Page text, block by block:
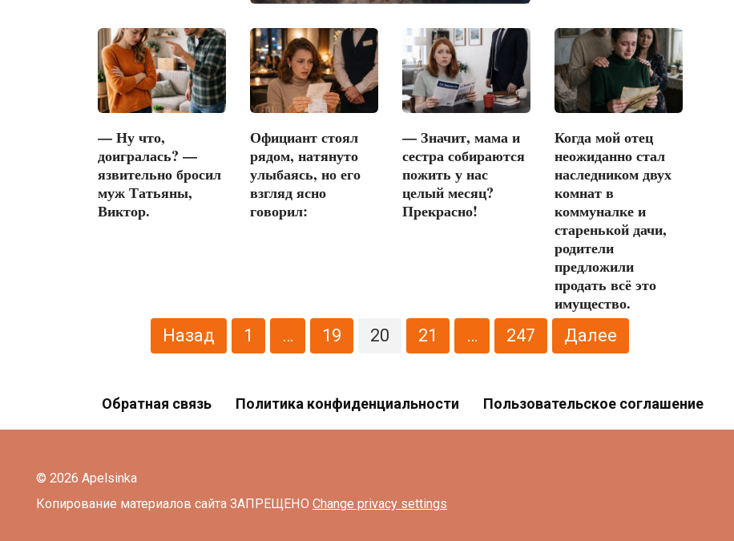
— Ну что,
доигралась? —
язвительно бросил
муж Татьяны,
Виктор.
Официант стоял
рядом, натянуто
улыбаясь, но его
взгляд ясно
говорил:
— Значит, мама и
сестра собираются
пожить у нас
целый месяц?
Прекрасно!
Когда мой отец
неожиданно стал
наследником двух
комнат в
коммуналке и
старенькой дачи,
родители
предложили
продать всё это
имущество.
Пагинация
записей
Назад 1 … 19 20 21 … 247 Далее
Обратная связь Политика конфиденциальности Пользовательское соглашение
© 2026 Apelsinka
Копирование материалов сайта ЗАПРЕЩЕНО Change privacy settings